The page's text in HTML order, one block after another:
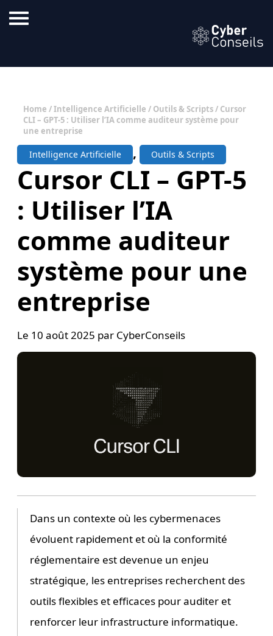
Home /Intelligence Artificielle / Outils & Scripts/ Cursor
CLI – GPT-5 : Utiliser l’IA comme auditeur système pour
une entreprise
Intelligence Artificielle , Outils & Scripts
Cursor CLI – GPT-5
: Utiliser l’IA
comme auditeur
système pour une
entreprise
Le 10 août 2025 par CyberConseils
Dans un contexte où les cybermenaces
évoluent rapidement et où la conformité
réglementaire est devenue un enjeu
stratégique, les entreprises recherchent des
outils flexibles et efficaces pour auditer et
renforcer leur infrastructure informatique.